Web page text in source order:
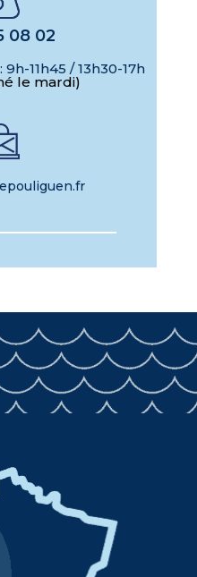
08 02
11h45 / 13h30-17h
le mardi)